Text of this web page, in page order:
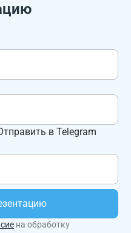
в Telegram
на обработку